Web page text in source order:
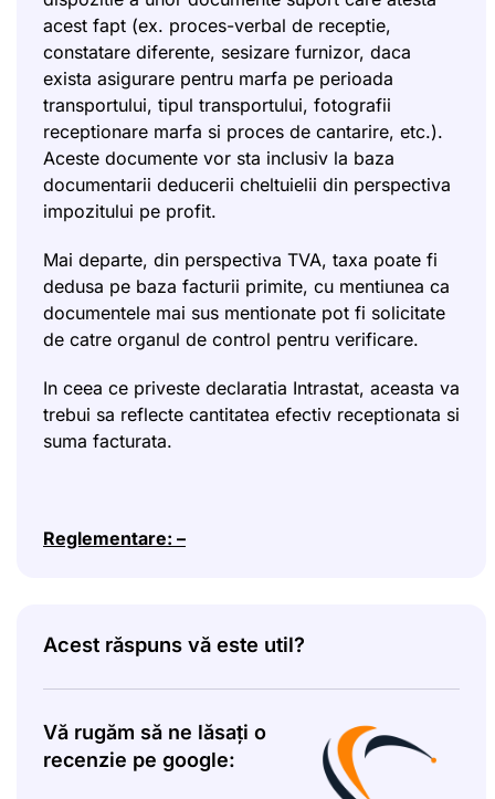
acest fapt (ex. proces-verbal de receptie,
constatare diferente, sesizare furnizor, daca
exista asigurare pentru marfa pe perioada
transportului, tipul transportului, fotografii
receptionare marfa si proces de cantarire, etc.).
Aceste documente vor sta inclusiv la baza
documentarii deducerii cheltuielii din perspectiva
impozitului pe profit.
Mai departe, din perspectiva TVA, taxa poate fi
dedusa pe baza facturii primite, cu mentiunea ca
documentele mai sus mentionate pot fi solicitate
de catre organul de control pentru verificare.
In ceea ce priveste declaratia Intrastat, aceasta va
trebui sa reflecte cantitatea efectiv receptionata si
suma facturata.
Reglementare: –
Acest răspuns vă este util?
Vă rugăm să ne lăsați o
recenzie pe google: